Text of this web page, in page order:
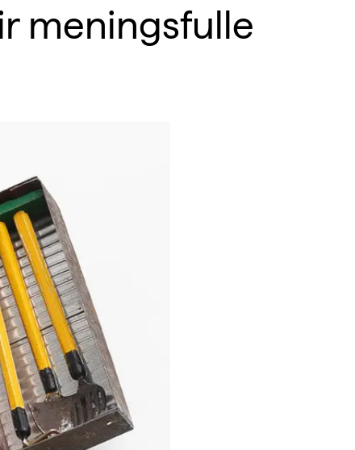
meningsfulle